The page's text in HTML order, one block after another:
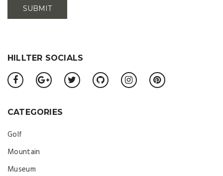
HILLTER SOCIALS
CATEGORIES
Golf
Mountain
Museum